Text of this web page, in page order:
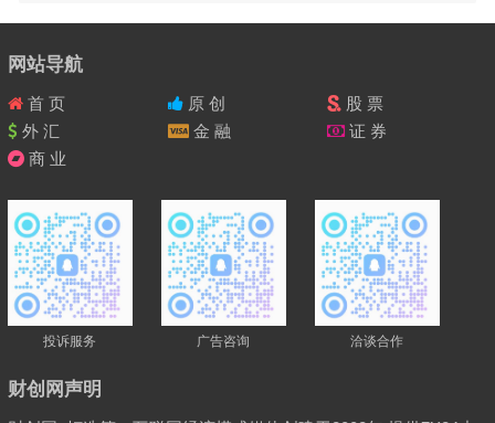
网站导航
首 页 原 创
股 票
外 汇
金 融
证 券
商 业
投诉服务 广告咨询 洽谈合作
财创网声明